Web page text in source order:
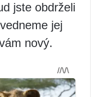
jste obdrželi
jej
nový.